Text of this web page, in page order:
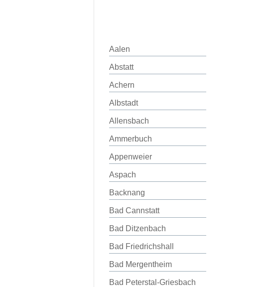
Aalen
Abstatt
Achern
Albstadt
Allensbach
Ammerbuch
Appenweier
Aspach
Backnang
Bad Cannstatt
Bad Ditzenbach
Bad Friedrichshall
Bad Mergentheim
Bad Peterstal-Griesbach